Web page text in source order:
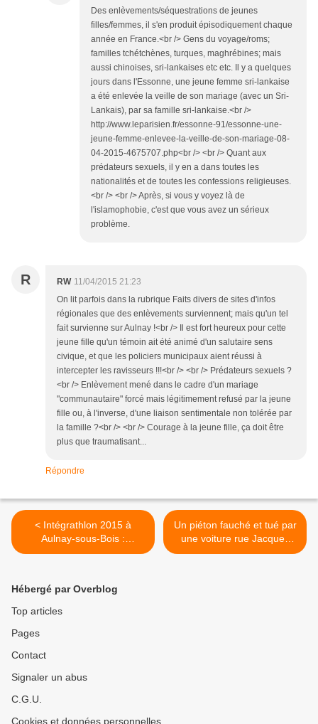
Des enlèvements/séquestrations de jeunes
filles/femmes, il s'en produit épisodiquement chaque
année en France.<br /> Gens du voyage/roms;
familles tchétchènes, turques, maghrébines; mais
aussi chinoises, sri-lankaises etc etc. Il y a quelques
jours dans l'Essonne, une jeune femme sri-lankaise
a été enlevée la veille de son mariage (avec un Sri-
Lankais), par sa famille sri-lankaise.<br />
http://www.leparisien.fr/essonne-91/essonne-une-
jeune-femme-enlevee-la-veille-de-son-mariage-08-
04-2015-4675707.php<br /> <br /> Quant aux
prédateurs sexuels, il y en a dans toutes les
nationalités et de toutes les confessions religieuses.
<br /> <br /> Après, si vous y voyez là de
l'islamophobie, c'est que vous avez un sérieux
problème.
R RW 11/04/2015 21:23
On lit parfois dans la rubrique Faits divers de sites d'infos
régionales que des enlèvements surviennent; mais qu'un tel
fait survienne sur Aulnay !<br /> Il est fort heureux pour cette
jeune fille qu'un témoin ait été animé d'un salutaire sens
civique, et que les policiers municipaux aient réussi à
intercepter les ravisseurs !!!<br /> <br /> Prédateurs sexuels ?
<br /> Enlèvement mené dans le cadre d'un mariage
"communautaire" forcé mais légitimement refusé par la jeune
fille ou, à l'inverse, d'une liaison sentimentale non tolérée par
la famille ?<br /> <br /> Courage à la jeune fille, ça doit être
plus que traumatisant...
Répondre
< Intégrathlon 2015 à
Aulnay-sous-Bois :
handicapés et valides sur le
Un piéton fauché et tué par
une voiture rue Jacques
Duclos à Aulnay-sous-Bois
Hébergé par Overblog
Top articles
Pages
Contact
Signaler un abus
C.G.U.
Cookies et données personnelles